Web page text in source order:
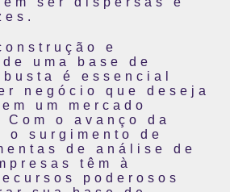
e
uma base de
é essencial
negócio que deseja
um mercado
o avanço da
o surgimento de
de análise de
têm à
poderosos